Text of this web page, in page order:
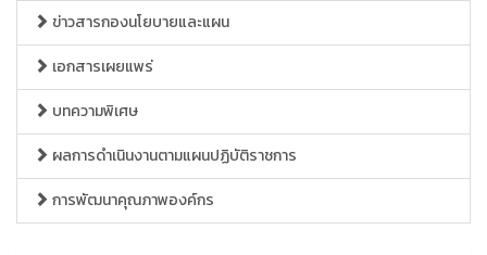
ข่าวสารกองนโยบายและแผน
เอกสารเผยแพร่
บทความพิเศษ
ผลการดำเนินงานตามแผนปฏิบัติราชการ
การพัฒนาคุณภาพองค์กร